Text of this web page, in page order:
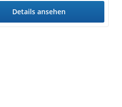
Details ansehen